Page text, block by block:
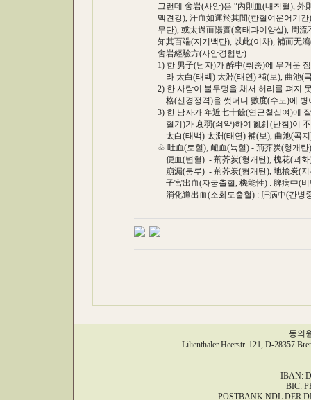
그런데 舍岩(사암)은 “內則血(내칙혈), 外
맥견강), 汗血如運於其間(한혈여운어기간
무단), 或太過而陽實(혹태과이양실), 周流
知其百端(지기백단), 以此(이차), 補而无瀉
舍岩經驗方(사암경험방)
1) 한 男子(남자)가 醉中(취중)에 무거운 짐
라 太白(태백) 太淵(태연) 補(보), 曲池(곡
2) 한 사람이 불두덩을 채서 허리를 펴지
格(신경정격)을 썻더니 數度(수도)에 병
3) 한 남자가 年近七十餘(연근칠십여)에
혈기)가 衰弱(쇠약)하여 亂針(난침)이 不
太白(태백) 太淵(태연) 補(보), 曲池(곡지)
♧ 吐血(토혈), 衄血(뉵혈) - 荊芥炭(형개탄
便血(변혈) - 荊芥炭(형개탄), 槐花(괴화
崩漏(붕루) - 荊芥炭(형개탄), 地楡炭(지
子宮出血(자궁출혈, 機能性) : 脾病中(비
消化道出血(소화도출혈) : 肝病中(간병중
동의
Lilienthaler Heerstr. 121, D-28357
IBAN:
BIC:
POSTBANK NDL DER